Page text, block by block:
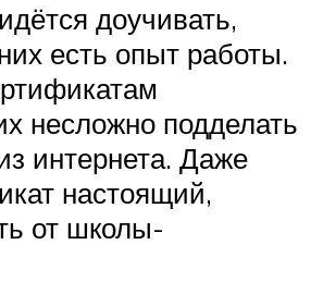
доучивать,
есть опыт работы.
несложно подделать
интернета. Даже
настоящий,
от школы-